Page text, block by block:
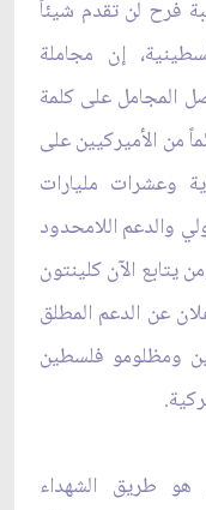
فرح لن تقدم شيئاً
إن مجاملة
المجامل على كلمة
من الأميركيين على
وعشرات مليارات
والدعم اللامحدود
يتابع الآن كلينتون
عن الدعم المطلق
ومظلومو فلسطين
طريق الشهداء